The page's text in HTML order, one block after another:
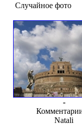
Случайное фото
-
Natali